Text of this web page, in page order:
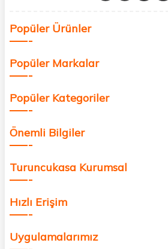
değer katmak için bize
Popüler Ürünler
Popüler Markalar
Popüler Kategoriler
Önemli Bilgiler
Turuncukasa Kurumsal
Hızlı Erişim
Uygulamalarımız